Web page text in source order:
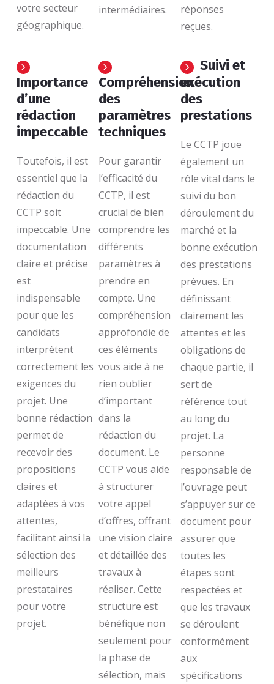
votre secteur
géographique.
intermédiaires.
réponses
reçues.
Importance
d’une
rédaction
impeccable
Toutefois, il est
essentiel que la
rédaction du
CCTP soit
impeccable. Une
documentation
claire et précise
est
indispensable
pour que les
candidats
interprètent
correctement les
exigences du
projet. Une
bonne rédaction
permet de
recevoir des
propositions
claires et
adaptées à vos
attentes,
facilitant ainsi la
sélection des
meilleurs
prestataires
pour votre
projet.
Compréhension
des
paramètres
techniques
Pour garantir
l’efficacité du
CCTP, il est
crucial de bien
comprendre les
différents
paramètres à
prendre en
compte. Une
compréhension
approfondie de
ces éléments
vous aide à ne
rien oublier
d’important
dans la
rédaction du
document. Le
CCTP vous aide
à structurer
votre appel
d’offres, offrant
une vision claire
et détaillée des
travaux à
réaliser. Cette
structure est
bénéfique non
seulement pour
la phase de
sélection, mais
Suivi et
exécution
des
prestations
Le CCTP joue
également un
rôle vital dans le
suivi du bon
déroulement du
marché et la
bonne exécution
des prestations
prévues. En
définissant
clairement les
attentes et les
obligations de
chaque partie, il
sert de
référence tout
au long du
projet. La
personne
responsable de
l’ouvrage peut
s’appuyer sur ce
document pour
assurer que
toutes les
étapes sont
respectées et
que les travaux
se déroulent
conformément
aux
spécifications